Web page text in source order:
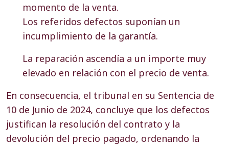
momento de la venta.
Los referidos defectos suponían un
incumplimiento de la garantía.
La reparación ascendía a un importe muy
elevado en relación con el precio de venta.
En consecuencia, el tribunal en su Sentencia de
10 de Junio de 2024, concluye que los defectos
justifican la resolución del contrato y la
devolución del precio pagado, ordenando la